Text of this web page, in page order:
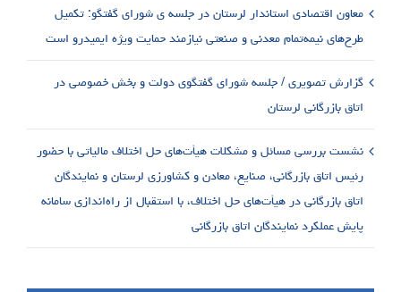
معاون اقتصادی استاندار لرستان در جلسه ی شورای گفتگو: تکمیل
طرح‌های نیمه‌تمام معدنی و صنعتی نیازمند حمایت ویژه ایمیدرو است
گزارش تصویری / جلسه شورای گفتگوی دولت و بخش خصوصی در
اتاق بازرگانی لرستان
نشست بررسی مسائل و مشکلات هیأت‌های حل اختلاف مالیاتی با حضور
رئیس اتاق بازرگانی، صنایع، معادن و کشاورزی لرستان و نمایندگان
اتاق بازرگانی در هیأت‌های حل اختلاف، با استقبال از راه‌اندازی سامانه
پایش عملکرد نمایندگان اتاق بازرگانی